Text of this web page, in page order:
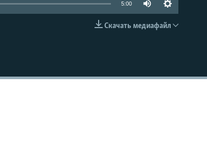
EMBED
5:00
Скачать медиафайл